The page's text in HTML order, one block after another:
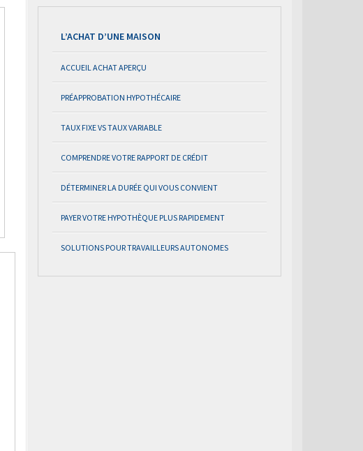
L’ACHAT D’UNE MAISON
ACCUEIL ACHAT APERÇU
PRÉAPPROBATION HYPOTHÉCAIRE
TAUX FIXE VS TAUX VARIABLE
COMPRENDRE VOTRE RAPPORT DE CRÉDIT
DÉTERMINER LA DURÉE QUI VOUS CONVIENT
PAYER VOTRE HYPOTHÈQUE PLUS RAPIDEMENT
SOLUTIONS POUR TRAVAILLEURS AUTONOMES